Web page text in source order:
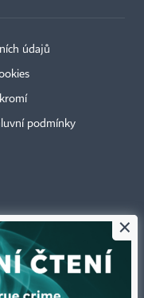
údajů
podmínky
×